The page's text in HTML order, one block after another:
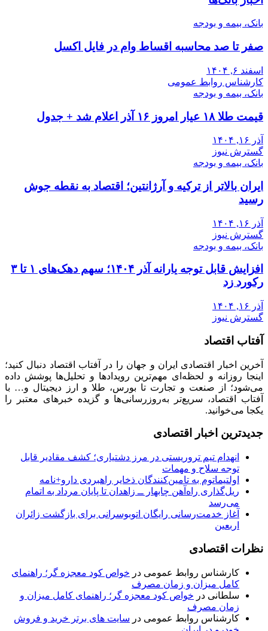
بانک، بیمه و بودجه
صفر تا صد محاسبه اقساط وام در فایل اکسل
اسفند ۶, ۱۴۰۴
کارشناس روابط عمومی
بانک، بیمه و بودجه
قیمت طلا ۱۸ عیار امروز ۱۶ آذر اعلام شد + جدول
آذر ۱۶, ۱۴۰۴
گسترش نیوز
بانک، بیمه و بودجه
ایران بالاتر از ترکیه و آرژانتین؛ اقتصاد به نقطه جوش
رسید
آذر ۱۶, ۱۴۰۴
گسترش نیوز
بانک، بیمه و بودجه
افزایش قابل توجه یارانه آذر ۱۴۰۴؛ سهم دهک‌های ۱ تا ۳
رکورد زد
آذر ۱۶, ۱۴۰۴
گسترش نیوز
آفتاب اقتصاد
آخرین اخبار اقتصادی ایران و جهان را در آفتاب اقتصاد دنبال کنید؛
اینجا روزانه و لحظه‌ای مهم‌ترین رویدادها و تحلیل‌ها پوشش داده
می‌شود؛ از صنعت و تجارت تا بورس، طلا و ارز دیجیتال و… با
آفتاب اقتصاد، سریع‌تر به‌روزرسانی‌ها و گزیده خبرهای معتبر را
یکجا می‌خوانید.
جدیدترین اخبار اقتصادی
انهدام تیم تروریستی در مرز دشتیاری؛ کشف مقادیر قابل
توجه سلاح و مهمات
اولتیماتوم به تامین‌کنندگان ذخایر راهبردی دارو+نامه
ریل‌گذاری راه‌آهن چابهار ــ زاهدان تا پایان مرداد به اتمام
می‌رسد
آغاز خدمت‌رسانی رایگان اتوبوسرانی برای بازگشت زائران
اربعین
نظرات اقتصادی
کارشناس روابط عمومی در خواص کود معجزه گر؛ راهنمای
کامل میزان و زمان مصرف
سلطانی در خواص کود معجزه گر؛ راهنمای کامل میزان و
زمان مصرف
کارشناس روابط عمومی در سایت های برتر خرید و فروش